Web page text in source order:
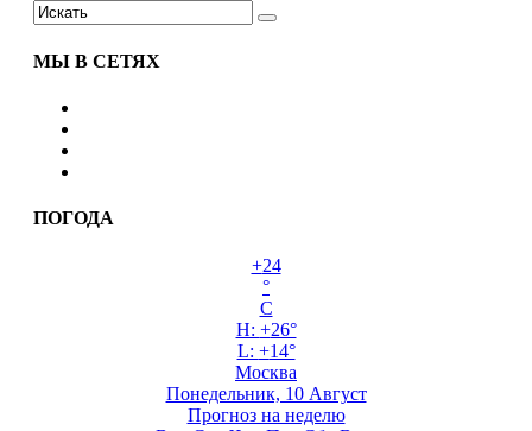
МЫ В СЕТЯХ
ПОГОДА
+24
°
C
H: +26°
L: +14°
Москва
Понедельник, 10 Август
Прогноз на неделю